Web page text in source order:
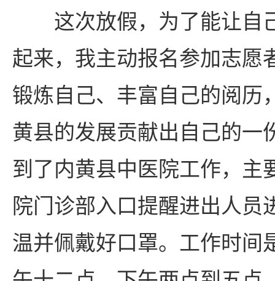
这次放假，为了能让自
起来，我主动报名参加志愿
锻炼自己、丰富自己的阅历
黄县的发展贡献出自己的一
到了内黄县中医院工作，主
院门诊部入口提醒进出人员
温并佩戴好口罩。工作时间